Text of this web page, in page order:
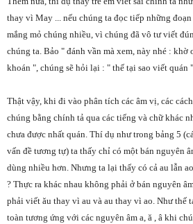
thay vì May ... nếu chúng ta đọc tiếp những
mắng mỏ chúng nhiều, vì chúng đã vô tư viết
chúng ta. Bảo " đánh vần mà xem, này nhé : khờ
khoán ", chúng sẽ hỏi lại : " thế tại sao viết quán
Thật vậy, khi đi vào phân tích các âm vị, các
chúng bằng chính tả qua các tiếng và chữ khác
chưa được nhất quán. Thí dụ như trong bảng 5
vấn đề tương tự) ta thấy chỉ có một bán nguyên
dùng nhiều hơn. Nhưng ta lại thấy có cả au lẫn
? Thực ra khác nhau không phải ở bán nguyên
phải viết ău thay vì au và au thay vì ao. Như thế
toàn tương ứng với các nguyên âm a, ă , â khi